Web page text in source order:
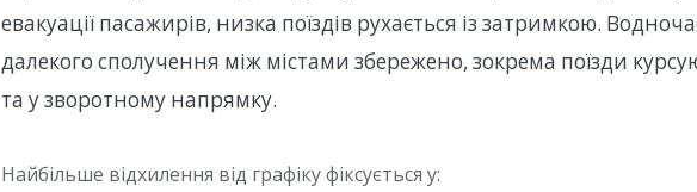
евакуації пасажирів, низка поїздів рухається із затримкою.
далекого сполучення між містами збережено, зокрема поїзди
та у зворотному напрямку.
Найбільше відхилення від графіку фіксується у: